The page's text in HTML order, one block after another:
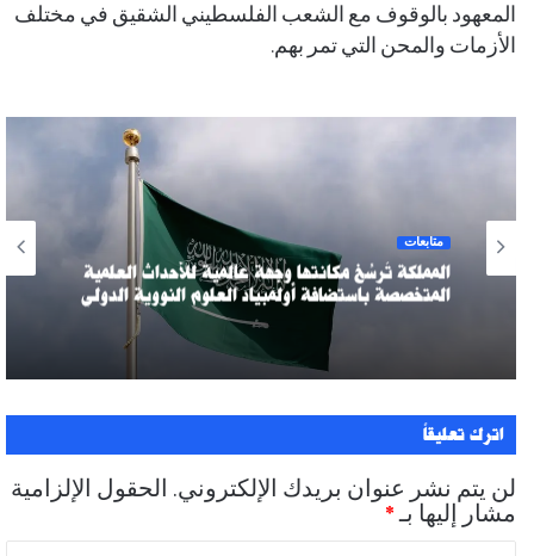
المعهود بالوقوف مع الشعب الفلسطيني الشقيق في مختلف
الأزمات والمحن التي تمر بهم.
متابعات
المملكة تُرسِّخ مكانتها وجهةً عالميةً للأحداث العلمية
المتخصصة باستضافة أولمبياد العلوم النووية الدولي
اترك تعليقاً
لن يتم نشر عنوان بريدك الإلكتروني. الحقول الإلزامية
مشار إليها بـ*